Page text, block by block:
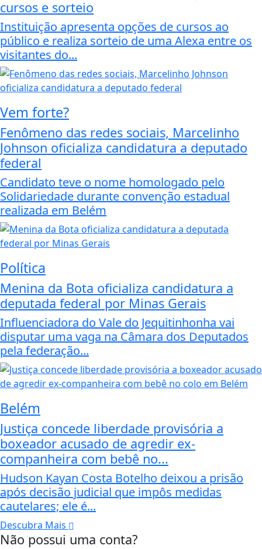
cursos e sorteio
Instituição apresenta opções de cursos ao
público e realiza sorteio de uma Alexa entre os
visitantes do...
Vem forte?
Fenômeno das redes sociais, Marcelinho
Johnson oficializa candidatura a deputado
federal
Candidato teve o nome homologado pelo
Solidariedade durante convenção estadual
realizada em Belém
Política
Menina da Bota oficializa candidatura a
deputada federal por Minas Gerais
Influenciadora do Vale do Jequitinhonha vai
disputar uma vaga na Câmara dos Deputados
pela federação...
Belém
Justiça concede liberdade provisória a
boxeador acusado de agredir ex-
companheira com bebê no...
Hudson Kayan Costa Botelho deixou a prisão
após decisão judicial que impôs medidas
cautelares; ele é...
Descubra Mais
Não possui uma conta?